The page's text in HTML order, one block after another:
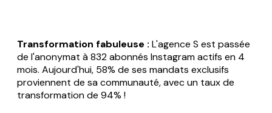
Transformation fabuleuse : L'agence S est passée
de l'anonymat à 832 abonnés Instagram actifs en 4
mois. Aujourd'hui, 58% de ses mandats exclusifs
proviennent de sa communauté, avec un taux de
transformation de 94% !